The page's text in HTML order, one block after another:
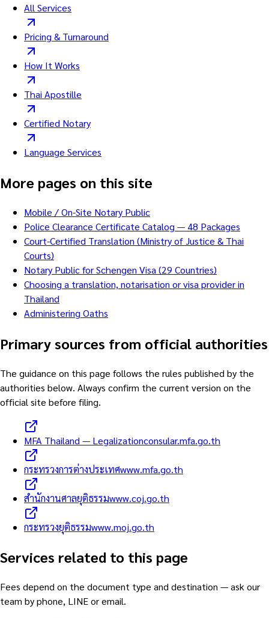
All Services
Pricing & Turnaround
How It Works
Thai Apostille
Certified Notary
Language Services
More pages on this site
Mobile / On-Site Notary Public
Police Clearance Certificate Catalog — 48 Packages
Court-Certified Translation (Ministry of Justice & Thai
Courts)
Notary Public for Schengen Visa (29 Countries)
Choosing a translation, notarisation or visa provider in
Thailand
Administering Oaths
Primary sources from official authorities
The guidance on this page follows the rules published by the
authorities below. Always confirm the current version on the
official site before filing.
MFA Thailand — Legalizationconsular.mfa.go.th
กระทรวงการต่างประเทศwww.mfa.go.th
สำนักงานศาลยุติธรรมwww.coj.go.th
กระทรวงยุติธรรมwww.moj.go.th
Services related to this page
Fees depend on the document type and destination — ask our
team by phone, LINE or email.